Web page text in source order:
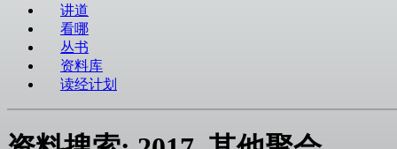
讲道
看哪
丛书
资料库
读经计划